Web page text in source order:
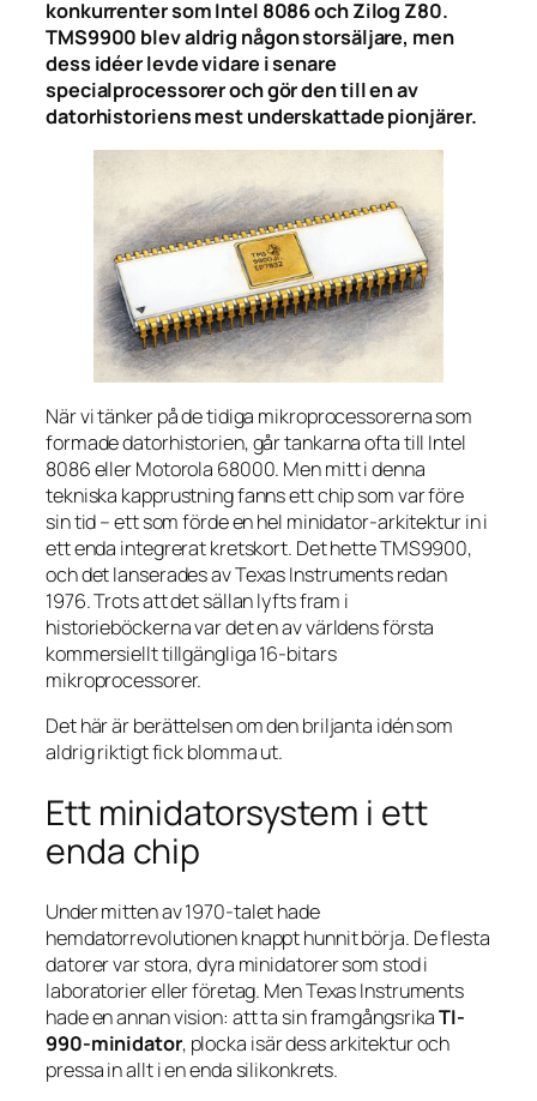
konkurrenter som Intel 8086 och Zilog Z80.
TMS9900 blev aldrig någon storsäljare, men
dess idéer levde vidare i senare
specialprocessorer och gör den till en av
datorhistoriens mest underskattade pionjärer.
När vi tänker på de tidiga mikroprocessorerna som
formade datorhistorien, går tankarna ofta till Intel
8086 eller Motorola 68000. Men mitt i denna
tekniska kapprustning fanns ett chip som var före
sin tid – ett som förde en hel minidator-arkitektur in i
ett enda integrerat kretskort. Det hette TMS9900,
och det lanserades av Texas Instruments redan
1976. Trots att det sällan lyfts fram i
historieböckerna var det en av världens första
kommersiellt tillgängliga 16-bitars
mikroprocessorer.
Det här är berättelsen om den briljanta idén som
aldrig riktigt fick blomma ut.
Ett minidatorsystem i ett
enda chip
Under mitten av 1970-talet hade
hemdatorrevolutionen knappt hunnit börja. De flesta
datorer var stora, dyra minidatorer som stod i
laboratorier eller företag. Men Texas Instruments
hade en annan vision: att ta sin framgångsrikaTI-
990-minidator, plocka isär dess arkitektur och
pressa in allt i en enda silikonkrets.